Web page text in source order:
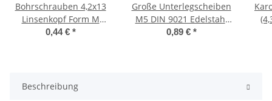
Bohrschrauben 4,2x13
Linsenkopf Form M
Innensechsrund (TX) TX-
0,44 € *
Große Unterlegscheiben
M5 DIN 9021 Edelstahl
A2
0,89 € *
Beschreibung